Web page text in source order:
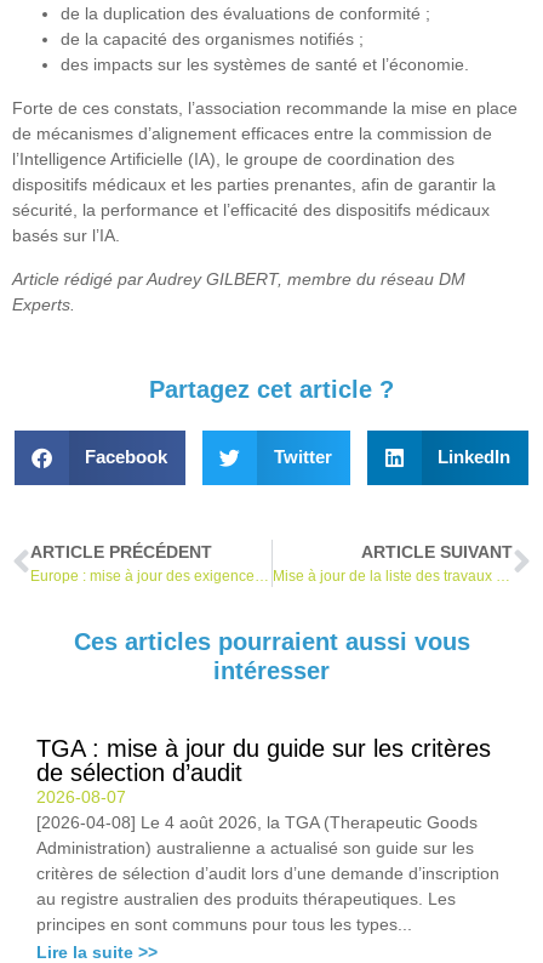
de la duplication des évaluations de conformité ;
de la capacité des organismes notifiés ;
des impacts sur les systèmes de santé et l’économie.
Forte de ces constats, l’association recommande la mise en place
de mécanismes d’alignement efficaces entre la commission de
l’Intelligence Artificielle (IA), le groupe de coordination des
dispositifs médicaux et les parties prenantes, afin de garantir la
sécurité, la performance et l’efficacité des dispositifs médicaux
basés sur l’IA.
Article rédigé par Audrey GILBERT, membre du réseau DM
Experts.
Partagez cet article ?
Facebook Twitter LinkedIn
ARTICLE PRÉCÉDENT
Europe : mise à jour des exigences linguistiques pour les fabricants de DMDIV
ARTICLE SUIVANT
Mise à jour de la liste des travaux du MDCG
Ces articles pourraient aussi vous
intéresser
TGA : mise à jour du guide sur les critères
de sélection d’audit
2026-08-07
[2026-04-08] Le 4 août 2026, la TGA (Therapeutic Goods
Administration) australienne a actualisé son guide sur les
critères de sélection d’audit lors d’une demande d’inscription
au registre australien des produits thérapeutiques. Les
principes en sont communs pour tous les types...
Lire la suite >>